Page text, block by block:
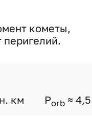
кометы,
перигелий.
км Porb ≈ 4,5